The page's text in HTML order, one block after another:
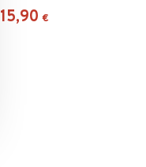
15,90 €